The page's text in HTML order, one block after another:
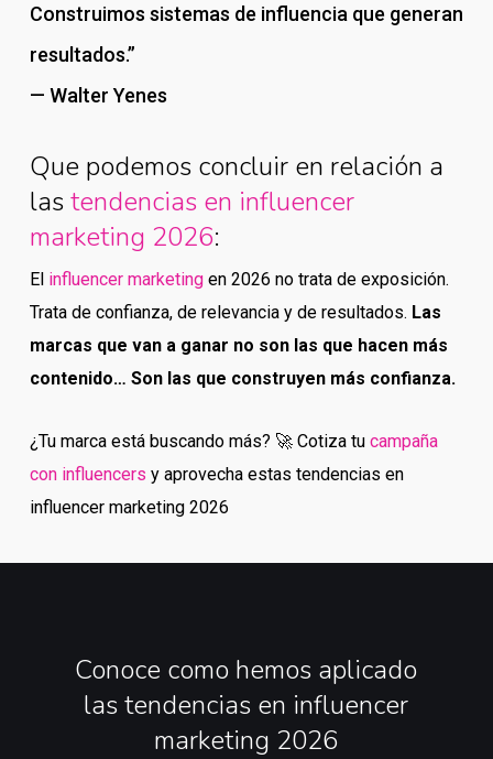
Construimos sistemas de influencia que generan
resultados.”
— Walter Yenes
Que podemos concluir en relación a
las tendencias en influencer
marketing 2026:
El influencer marketingen 2026 no trata de exposición.
Trata de confianza, de relevancia y de resultados. Las
marcas que van a ganar no son las que hacen más
contenido… Son las que construyen más confianza.
¿Tu marca está buscando más? 🚀 Cotiza tu campaña
con influencers y aprovecha estas tendencias en
influencer marketing 2026
Conoce como hemos aplicado
las tendencias en influencer
marketing 2026